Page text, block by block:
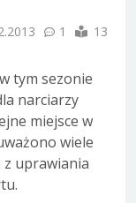
1
13
tym sezonie
narciarzy
miejsce w
wiele
z uprawiania